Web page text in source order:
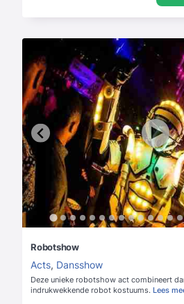
Robotshow
Acts, Dansshow
Deze unieke robotshow act combineert
indrukwekkende robot kostuums. Lees